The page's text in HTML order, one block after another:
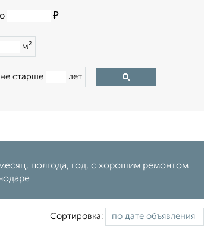
₽
м²
старше лет
полгода, год, с хорошим ремонтом
Сортировка: